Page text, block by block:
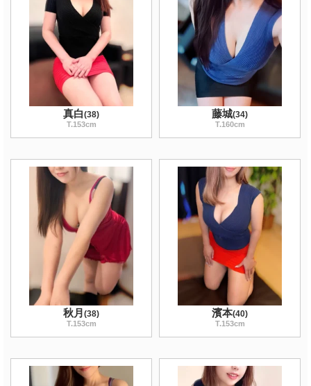
真白(38)
T.153cm
藤城(34)
T.160cm
秋月 (38)
T.153cm
濱本(40)
T.153cm